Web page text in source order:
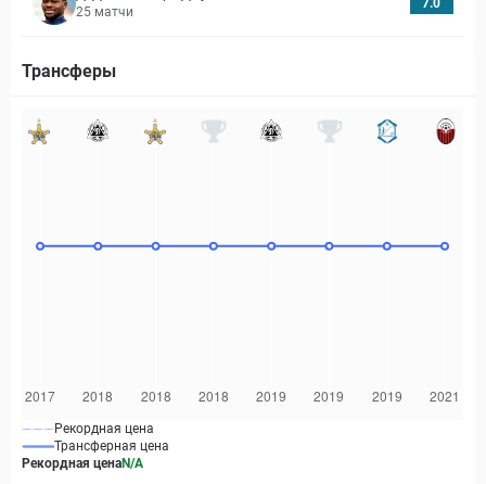
25 матчи
7.0
Трансферы
Рекордная цена
Трансферная цена
Рекордная ценаN/A